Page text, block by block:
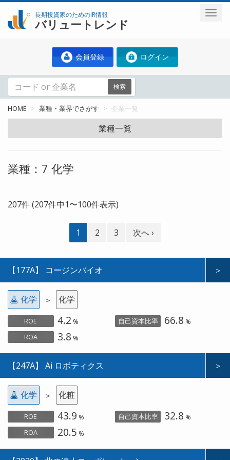
長期投資家のためのIR情報
バリュートレンド
会員登録 ログイン
検索
HOME 業種・業界でさがす 企業一覧
業種一覧
業種：7 化学
207件 (207件中1〜100件表示)
1 2 3 次へ ›
＞
【177A】 コージンバイオ
化学 ＞ 化学
ROE 4.2 % 自己資本比率 66.8 %
ROA
3.8 %
＞
【247A】 Ai ロボティクス
化学 ＞ 化粧
ROE 43.9 % 自己資本比率 32.8 %
ROA
20.5 %